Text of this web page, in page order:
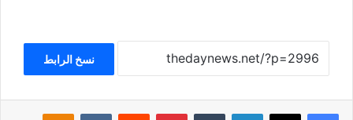
نسخ الرابط
فيسبوك ‫X لينكدإن بينتيريست